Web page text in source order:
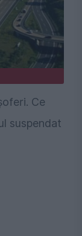
Ce
suspendat